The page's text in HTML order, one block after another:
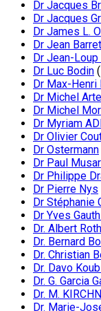
Dr Jacques
Dr Jacques
Dr James L.
Dr Jean Barret
Dr Jean-Loup
Dr Luc Bodin
Dr Max-Henri
Dr Michel
Dr Michel
Dr Myriam
Dr Olivier
Dr Ostermann
Dr Paul
Dr Philippe
Dr Pierre Nys
Dr Stéphanie
Dr Yves
Dr. Albert
Dr. Bernard
Dr. Christian
Dr. Davo
Dr. G. Garcia
Dr. M.
Dr. Marie-